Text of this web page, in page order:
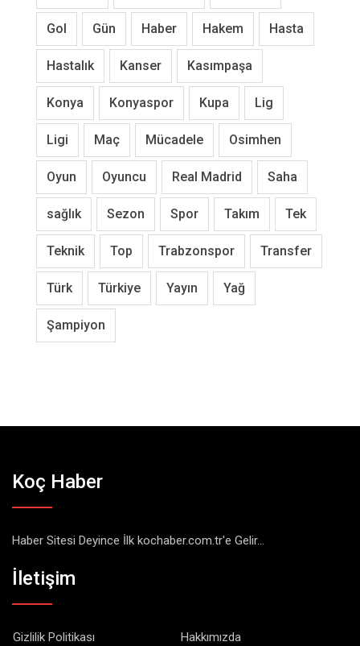
Gol Gün Haber Hakem Hasta
Hastalık Kanser Kasımpaşa
Konya Konyaspor Kupa Lig
Ligi Maç Mücadele Osimhen
Oyun Oyuncu Real Madrid Saha
sağlık Sezon Spor Takım Tek
Teknik Top Trabzonspor Transfer
Türk Türkiye Yayın Yağ
Şampiyon
Koç Haber
Haber Sitesi Deyince İlk kochaber.com.tr'e Gelir...
İletişim
Gizlilik Politikası
Hakkımızda